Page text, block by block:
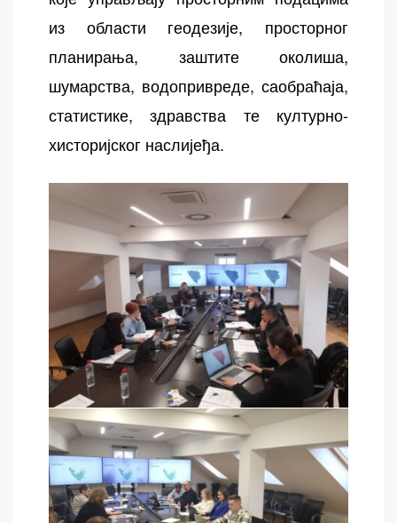
из области геодезије, просторног
планирања, заштите околиша,
шумарства, водопривреде, саобраћаја,
статистике, здравства те културно-
хисторијског наслијеђа.